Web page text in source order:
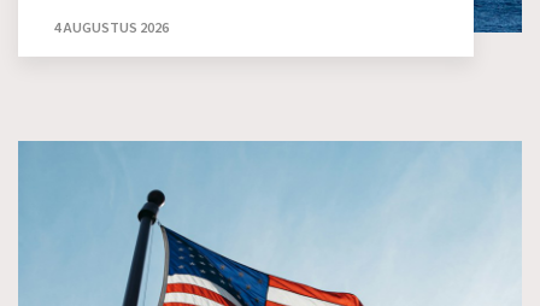
4 AUGUSTUS 2026